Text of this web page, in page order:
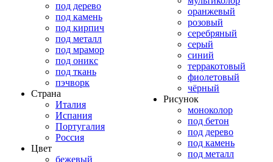
под дерево
под камень
под кирпич
под металл
под мрамор
под оникс
под ткань
пэчворк
Страна
Италия
Испания
Португалия
Россия
Цвет
бежевый
оранжевый
розовый
серебряный
серый
синий
терракотовый
фиолетовый
чёрный
Рисунок
моноколор
под бетон
под дерево
под камень
под металл